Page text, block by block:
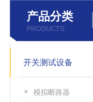
产品分类
PRODUCTS
开关测试设备
模拟断路器